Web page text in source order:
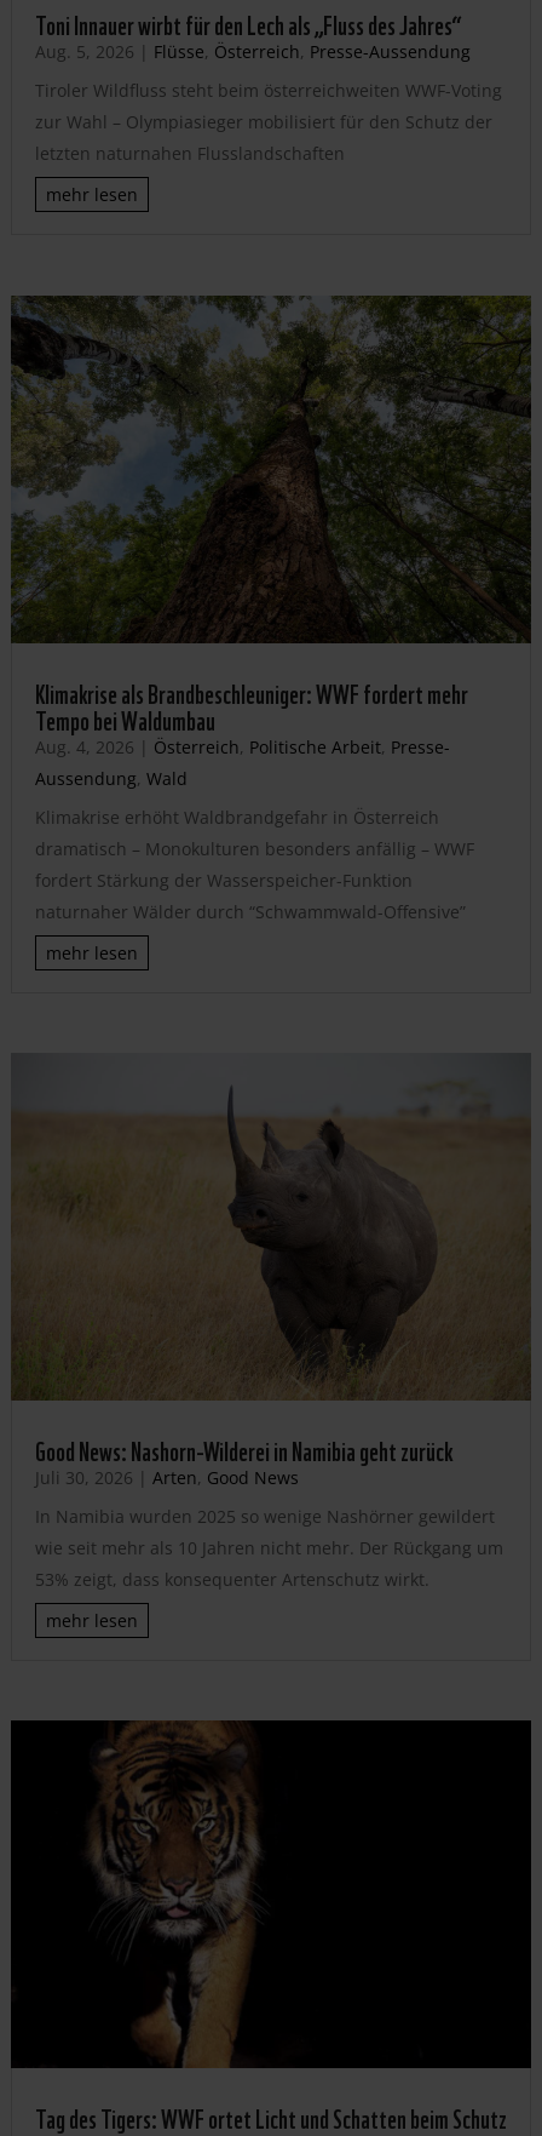
Toni Innauer wirbt für den Lech als „Fluss des Jahres“
Aug. 5, 2026 | Flüsse, Österreich, Presse-Aussendung
Tiroler Wildfluss steht beim österreichweiten WWF-Voting
zur Wahl – Olympiasieger mobilisiert für den Schutz der
letzten naturnahen Flusslandschaften
mehr lesen
Klimakrise als Brandbeschleuniger: WWF fordert mehr
Tempo bei Waldumbau
Aug. 4, 2026 | Österreich, Politische Arbeit, Presse-
Aussendung, Wald
Klimakrise erhöht Waldbrandgefahr in Österreich
dramatisch – Monokulturen besonders anfällig – WWF
fordert Stärkung der Wasserspeicher-Funktion
naturnaher Wälder durch “Schwammwald-Offensive”
mehr lesen
Good News: Nashorn-Wilderei in Namibia geht zurück
Juli 30, 2026 | Arten, Good News
In Namibia wurden 2025 so wenige Nashörner gewildert
wie seit mehr als 10 Jahren nicht mehr. Der Rückgang um
53% zeigt, dass konsequenter Artenschutz wirkt.
mehr lesen
Tag des Tigers: WWF ortet Licht und Schatten beim Schutz